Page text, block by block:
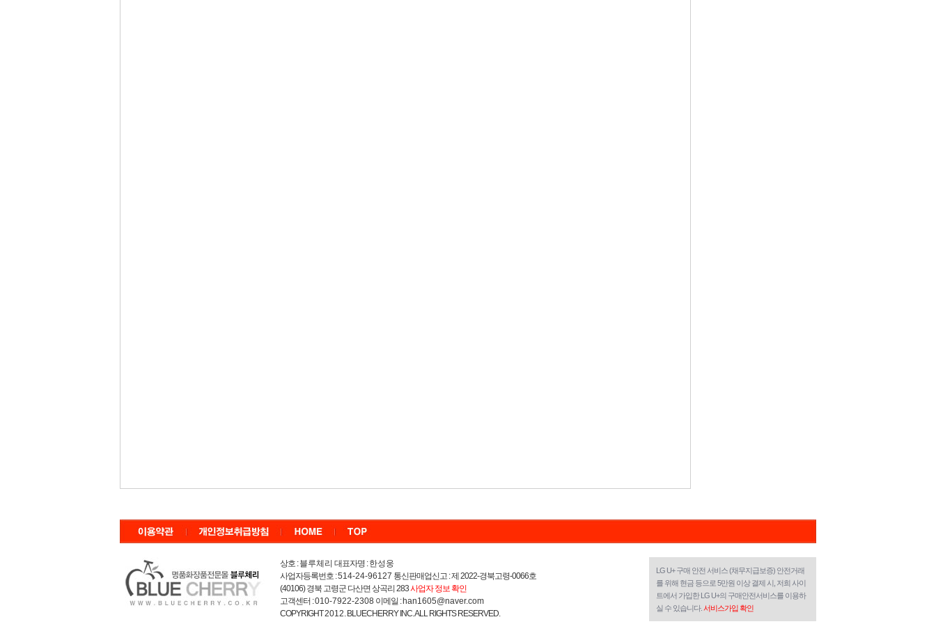
상호 :블루체리 대표자명 :한성웅
사업자등록번호 :514-24-96127 통신판매업신고 : 제 2022-경북고령-0066호
(40106) 경북 고령군 다산면 상곡리 283사업자 정보 확인
고객센터 :010-7922-2308 이메일 : han1605@naver.com
COPYRIGHT2012. BLUECHERRY INC. ALL RIGHTS RESERVED.
LG U+ 구매 안전 서비스 (채무지급보증) 안전거래
를 위해 현금 등으로 5만원 이상 결제 시, 저희 사이
트에서 가입한 LG U+의 구매안전서비스를 이용하
실 수 있습니다. 서비스가입 확인